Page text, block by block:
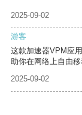
2025-09-02
游客
这款加速器VPM应
助你在网络上自由移
2025-09-02